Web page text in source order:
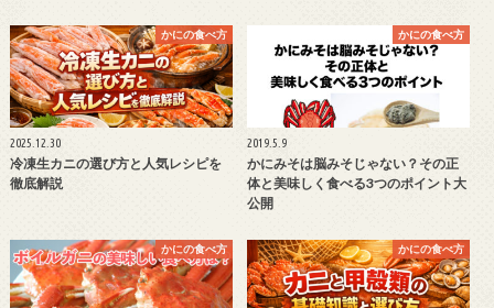
かにの食べ方
2025.12.30
冷凍生カニの選び方と人気レシピを
徹底解説
かにの食べ方
2019.5.9
かにみそは脳みそじゃない？その正
体と美味しく食べる3つのポイント大
公開
かにの食べ方 かにの食べ方